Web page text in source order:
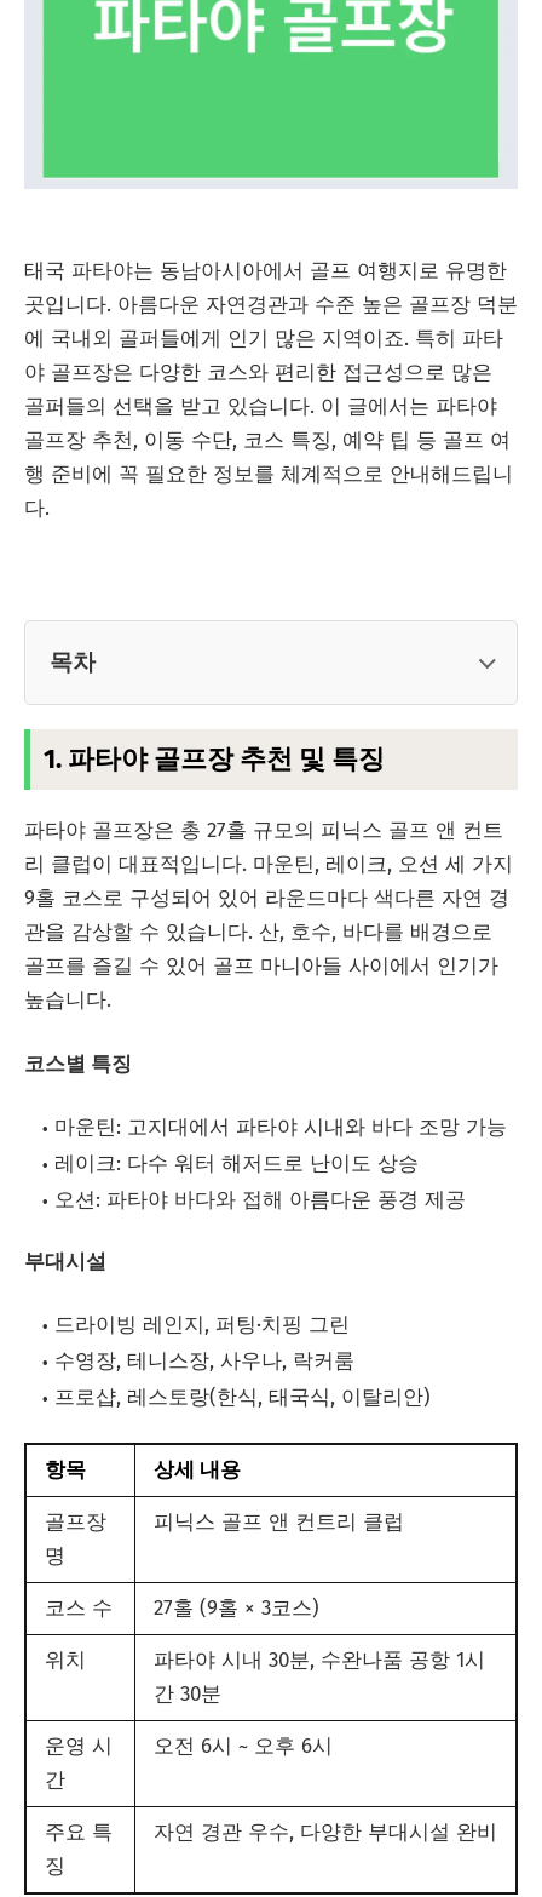
태국 파타야는 동남아시아에서 골프 여행지로 유명한
곳입니다. 아름다운 자연경관과 수준 높은 골프장 덕분
에 국내외 골퍼들에게 인기 많은 지역이죠. 특히 파타
야 골프장은 다양한 코스와 편리한 접근성으로 많은
골퍼들의 선택을 받고 있습니다. 이 글에서는 파타야
골프장 추천, 이동 수단, 코스 특징, 예약 팁 등 골프 여
행 준비에 꼭 필요한 정보를 체계적으로 안내해드립니
다.
목차
1. 파타야 골프장 추천 및 특징
파타야 골프장은 총 27홀 규모의 피닉스 골프 앤 컨트
리 클럽이 대표적입니다. 마운틴, 레이크, 오션 세 가지
9홀 코스로 구성되어 있어 라운드마다 색다른 자연 경
관을 감상할 수 있습니다. 산, 호수, 바다를 배경으로
골프를 즐길 수 있어 골프 마니아들 사이에서 인기가
높습니다.
코스별 특징
마운틴: 고지대에서 파타야 시내와 바다 조망 가능
레이크: 다수 워터 해저드로 난이도 상승
오션: 파타야 바다와 접해 아름다운 풍경 제공
부대시설
드라이빙 레인지, 퍼팅·치핑 그린
수영장, 테니스장, 사우나, 락커룸
프로샵, 레스토랑(한식, 태국식, 이탈리안)
항목 상세 내용
골프장
명
피닉스 골프 앤 컨트리 클럽
코스 수 27홀 (9홀 × 3코스)
위치
파타야 시내 30분, 수완나품 공항 1시
간 30분
운영 시
간
오전 6시 ~ 오후 6시
주요 특
징
자연 경관 우수, 다양한 부대시설 완비